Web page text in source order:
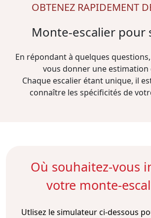
OBTENEZ RAPIDEMENT
Monte-escalier pour
En répondant à quelques
vous donner une estimation
Chaque escalier étant unique, il
connaître les spécificités de
Où souhaitez-vous
votre monte-
Utlisez le simulateur ci-dessous